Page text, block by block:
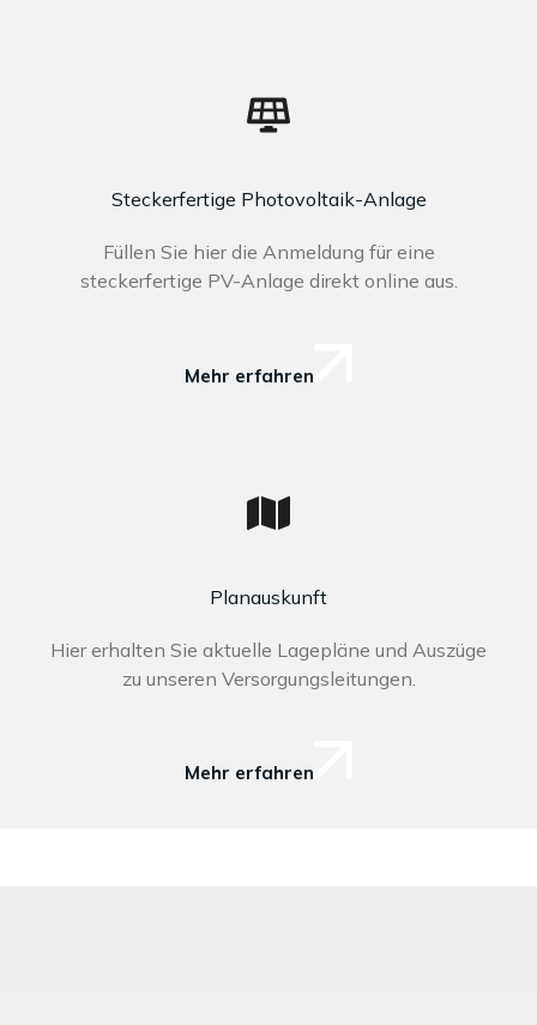
Steckerfertige Photovoltaik-Anlage
Füllen Sie hier die Anmeldung für eine
steckerfertige PV-Anlage direkt online aus.
Mehr erfahren
Planauskunft
Hier erhalten Sie aktuelle Lagepläne und Auszüge
zu unseren Versorgungsleitungen.
Mehr erfahren